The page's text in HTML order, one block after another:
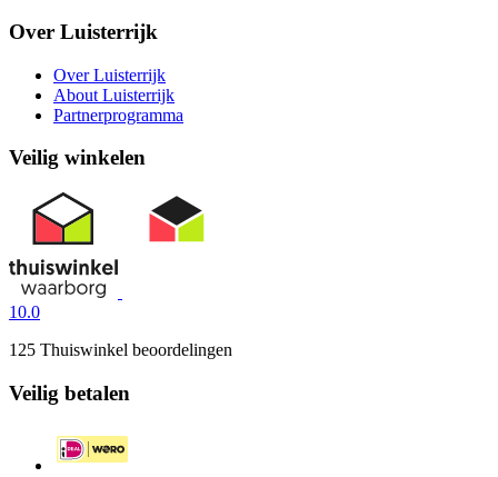
Over Luisterrijk
Over Luisterrijk
About Luisterrijk
Partnerprogramma
Veilig winkelen
10.0
125 Thuiswinkel beoordelingen
Veilig betalen